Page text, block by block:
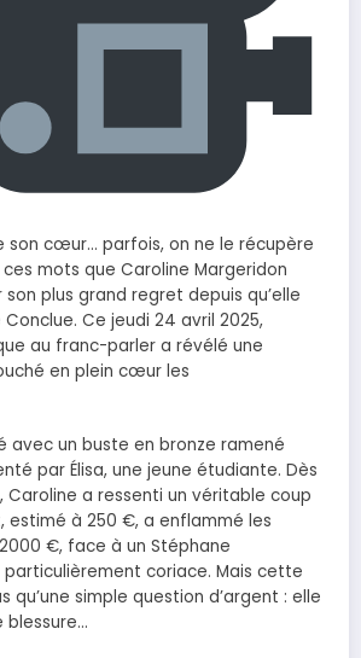
son cœur… parfois, on ne le récupère
ces mots que Caroline Margeridon
plus grand regret depuis qu’elle
Ce jeudi 24 avril 2025,
au franc-parler a révélé une
en plein cœur les
avec un buste en bronze ramené
par Élisa, une jeune étudiante. Dès
Caroline a ressenti un véritable coup
estimé à 250 €, a enflammé les
€, face à un Stéphane
particulièrement coriace. Mais cette
qu’une simple question d’argent : elle
blessure…